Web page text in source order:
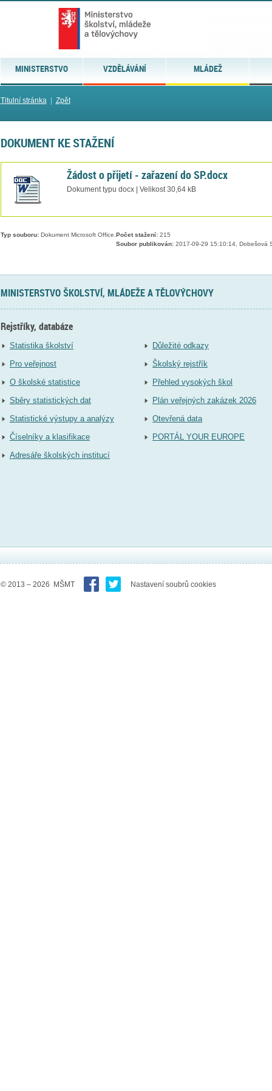
MINISTERSTVO VZDĚLÁVÁNÍ MLÁDEŽ
Titulní stránka| Zpět
DOKUMENT KE STAŽENÍ
Žádost o přijetí - zařazení do SP.docx
Dokument typu docx | Velikost 30,64 kB
Typ souboru:Dokument Microsoft Office. Počet stažení:215
Soubor publikován:2017-09-29 15:10:14, Dobešová
MINISTERSTVO ŠKOLSTVÍ, MLÁDEŽE A TĚLOVÝCHOVY
Rejstříky, databáze
Statistika školství
Pro veřejnost
O školské statistice
Sběry statistických dat
Statistické výstupy a analýzy
Číselníky a klasifikace
Adresáře školských institucí
Důležité odkazy
Školský rejstřík
Přehled vysokých škol
Plán veřejných zakázek 2026
Otevřená data
PORTÁL YOUR EUROPE
© 2013 – 2026 MŠMT Nastavení soubrů cookies